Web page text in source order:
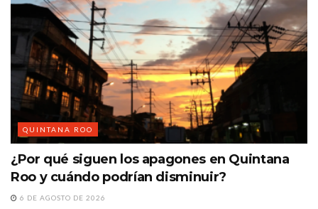
QUINTANA ROO
¿Por qué siguen los apagones en Quintana
Roo y cuándo podrían disminuir?
6 DE AGOSTO DE 2026